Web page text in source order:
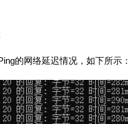
的网络延迟情况，如下所示：